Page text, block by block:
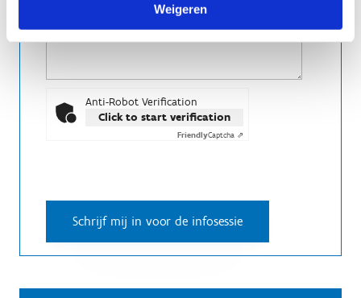
Weigeren
Anti-Robot Verification
Click to start verification
FriendlyCaptcha ⇗